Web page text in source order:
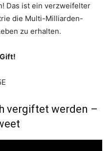
Das ist ein verzweifelter
die Multi-Milliarden-
zu erhalten.
vergiftet werden –